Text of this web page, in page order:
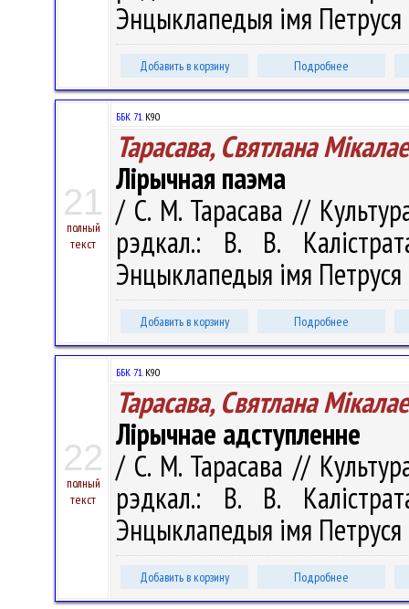
Энцыклапедыя імя
Добавить в корзину Подробнее
21
полный
текст
ББК 71.К90
Тарасава, Святлана
Лірычная паэма
/ С. М. Тарасава //
рэдкал.: В. В.
Энцыклапедыя імя
Добавить в корзину Подробнее
22
полный
текст
ББК 71.К90
Тарасава, Святлана
Лірычнае адступленне
/ С. М. Тарасава //
рэдкал.: В. В.
Энцыклапедыя імя
Добавить в корзину Подробнее